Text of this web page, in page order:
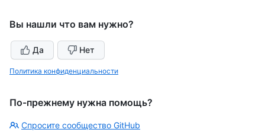
Вы нашли что вам нужно?
Да Нет
Политика конфиденциальности
По-прежнему нужна помощь?
Спросите сообщество GitHub